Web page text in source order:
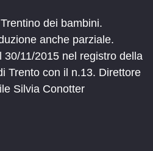
dei bambini.
anche parziale.
11/2015 nel registro della
Trento con il n.13. Direttore
Silvia Conotter